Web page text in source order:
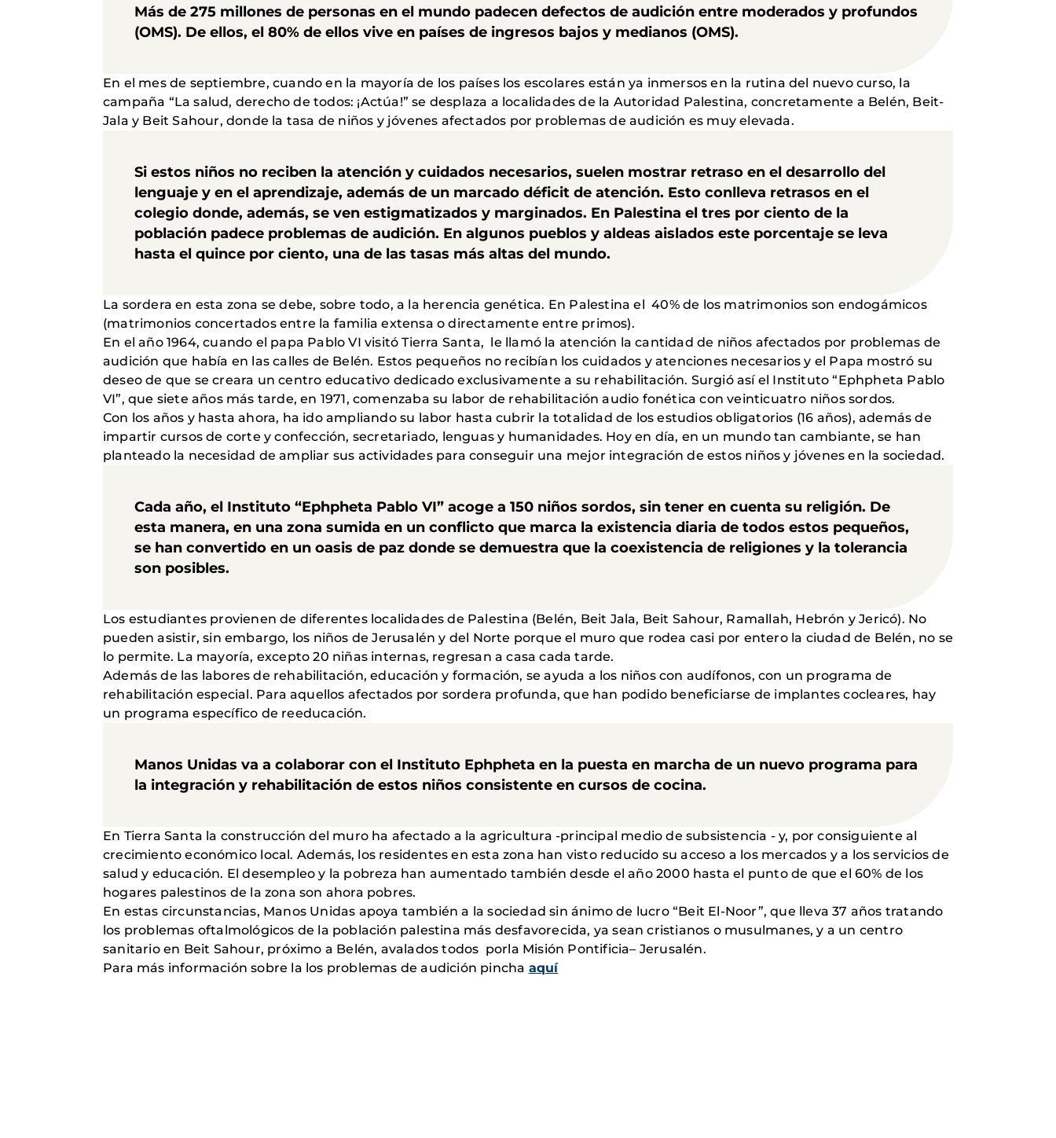
Más de 275 millones de personas en el mundo padecen defectos de audición entre moderados y profundos
(OMS). De ellos, el 80% de ellos vive en países de ingresos bajos y medianos (OMS).
En el mes de septiembre, cuando en la mayoría de los países los escolares están ya inmersos en la rutina del nuevo curso, la
campaña “La salud, derecho de todos: ¡Actúa!” se desplaza a localidades de la Autoridad Palestina, concretamente a Belén, Beit-
Jala y Beit Sahour, donde la tasa de niños y jóvenes afectados por problemas de audición es muy elevada.
Si estos niños no reciben la atención y cuidados necesarios, suelen mostrar retraso en el desarrollo del
lenguaje y en el aprendizaje, además de un marcado déficit de atención. Esto conlleva retrasos en el
colegio donde, además, se ven estigmatizados y marginados. En Palestina el tres por ciento de la
población padece problemas de audición. En algunos pueblos y aldeas aislados este porcentaje se leva
hasta el quince por ciento, una de las tasas más altas del mundo.
La sordera en esta zona se debe, sobre todo, a la herencia genética. En Palestina el 40% de los matrimonios son endogámicos
(matrimonios concertados entre la familia extensa o directamente entre primos).
En el año 1964, cuando el papa Pablo VI visitó Tierra Santa, le llamó la atención la cantidad de niños afectados por problemas de
audición que había en las calles de Belén. Estos pequeños no recibían los cuidados y atenciones necesarios y el Papa mostró su
deseo de que se creara un centro educativo dedicado exclusivamente a su rehabilitación. Surgió así el Instituto “Ephpheta Pablo
VI”, que siete años más tarde, en 1971, comenzaba su labor de rehabilitación audio fonética con veinticuatro niños sordos.
Con los años y hasta ahora, ha ido ampliando su labor hasta cubrir la totalidad de los estudios obligatorios (16 años), además de
impartir cursos de corte y confección, secretariado, lenguas y humanidades. Hoy en día, en un mundo tan cambiante, se han
planteado la necesidad de ampliar sus actividades para conseguir una mejor integración de estos niños y jóvenes en la sociedad.
Cada año, el Instituto “Ephpheta Pablo VI” acoge a 150 niños sordos, sin tener en cuenta su religión. De
esta manera, en una zona sumida en un conflicto que marca la existencia diaria de todos estos pequeños,
se han convertido en un oasis de paz donde se demuestra que la coexistencia de religiones y la tolerancia
son posibles.
Los estudiantes provienen de diferentes localidades de Palestina (Belén, Beit Jala, Beit Sahour, Ramallah, Hebrón y Jericó). No
pueden asistir, sin embargo, los niños de Jerusalén y del Norte porque el muro que rodea casi por entero la ciudad de Belén, no se
lo permite. La mayoría, excepto 20 niñas internas, regresan a casa cada tarde.
Además de las labores de rehabilitación, educación y formación, se ayuda a los niños con audífonos, con un programa de
rehabilitación especial. Para aquellos afectados por sordera profunda, que han podido beneficiarse de implantes cocleares, hay
un programa específico de reeducación.
Manos Unidas va a colaborar con el Instituto Ephpheta en la puesta en marcha de un nuevo programa para
la integración y rehabilitación de estos niños consistente en cursos de cocina.
En Tierra Santa la construcción del muro ha afectado a la agricultura -principal medio de subsistencia - y, por consiguiente al
crecimiento económico local. Además, los residentes en esta zona han visto reducido su acceso a los mercados y a los servicios de
salud y educación. El desempleo y la pobreza han aumentado también desde el año 2000 hasta el punto de que el 60% de los
hogares palestinos de la zona son ahora pobres.
En estas circunstancias, Manos Unidas apoya también a la sociedad sin ánimo de lucro “Beit El-Noor”, que lleva 37 años tratando
los problemas oftalmológicos de la población palestina más desfavorecida, ya sean cristianos o musulmanes, y a un centro
sanitario en Beit Sahour, próximo a Belén, avalados todos porla Misión Pontificia– Jerusalén.
Para más información sobre la los problemas de audición pincha aquí